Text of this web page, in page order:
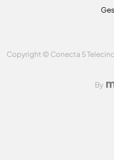
Copyright © Conecta 5
By